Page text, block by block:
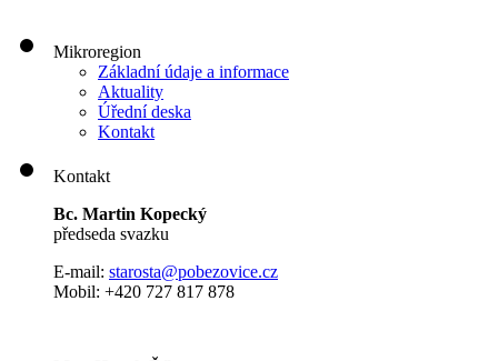
Mikroregion
Základní údaje a informace
Aktuality
Úřední deska
Kontakt
Kontakt
Bc. Martin Kopecký
předseda svazku
E-mail: starosta@pobezovice.cz
Mobil: +420 727 817 878